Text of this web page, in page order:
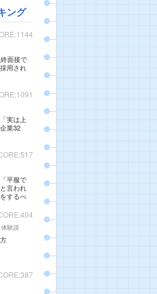
ング
終面接で
用され
実は上
業32
平服で
言われ
するべ
験談